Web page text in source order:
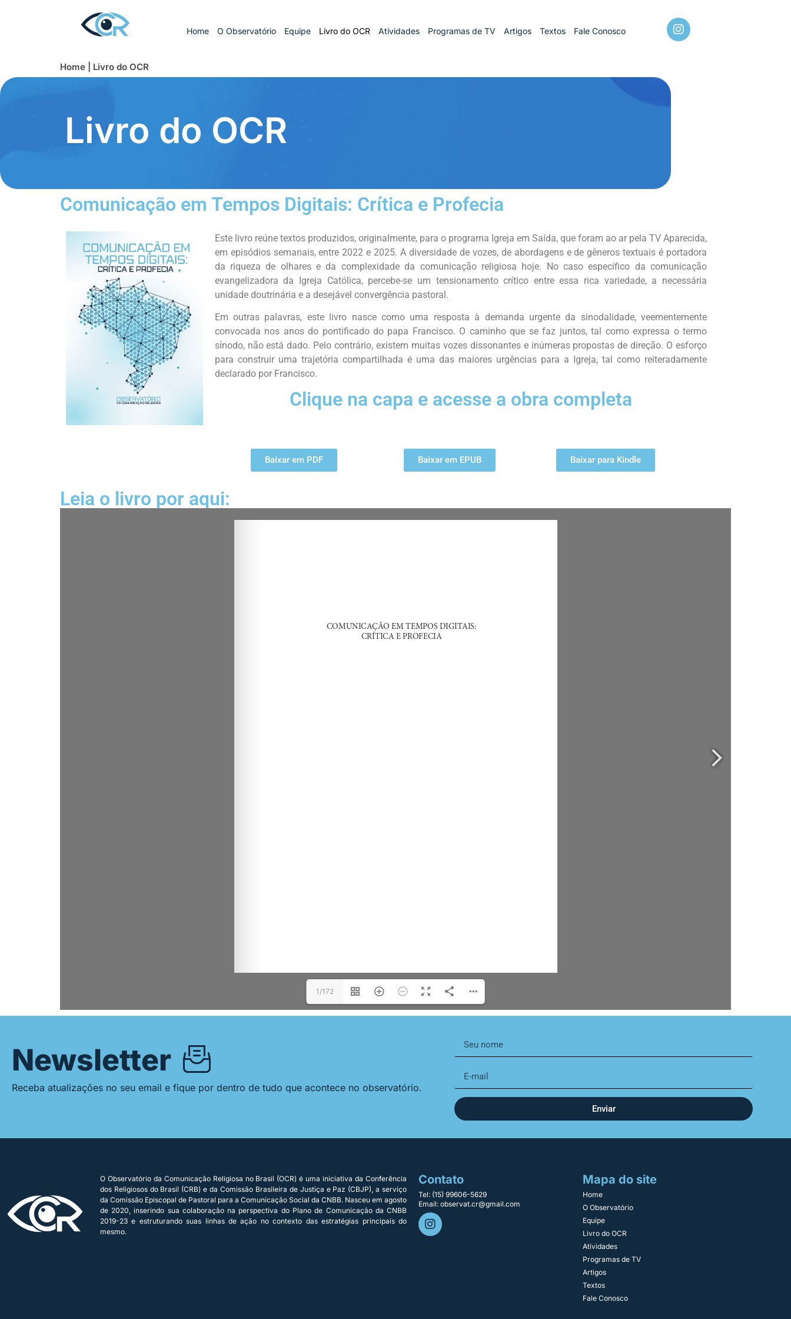
Home O Observatório Equipe Livro do OCR Atividades Programas de TV Artigos Textos Fale Conosco
Home | Livro do OCR
Livro do OCR
Comunicação em Tempos Digitais: Crítica e Profecia
Este livro reúne textos produzidos, originalmente, para o programa Igreja em Saída, que foram ao ar pela TV Aparecida,
em episódios semanais, entre 2022 e 2025. A diversidade de vozes, de abordagens e de gêneros textuais é portadora
da riqueza de olhares e da complexidade da comunicação religiosa hoje. No caso específico da comunicação
evangelizadora da Igreja Católica, percebe-se um tensionamento crítico entre essa rica variedade, a necessária
unidade doutrinária e a desejável convergência pastoral.
Em outras palavras, este livro nasce como uma resposta à demanda urgente da sinodalidade, veementemente
convocada nos anos do pontificado do papa Francisco. O caminho que se faz juntos, tal como expressa o termo
sínodo, não está dado. Pelo contrário, existem muitas vozes dissonantes e inúmeras propostas de direção. O esforço
para construir uma trajetória compartilhada é uma das maiores urgências para a Igreja, tal como reiteradamente
declarado por Francisco.
Clique na capa e acesse a obra completa
Baixar em PDF Baixar em EPUB Baixar para Kindle
Leia o livro por aqui:
1/172
Newsletter
Receba atualizações no seu email e fique por dentro de tudo que acontece no observatório.
Enviar
O Observatório da Comunicação Religiosa no Brasil (OCR) é uma iniciativa da Conferência
dos Religiosos do Brasil (CRB) e da Comissão Brasileira de Justiça e Paz (CBJP), a serviço
da Comissão Episcopal de Pastoral para a Comunicação Social da CNBB. Nasceu em agosto
de 2020, inserindo sua colaboração na perspectiva do Plano de Comunicação da CNBB
2019-23 e estruturando suas linhas de ação no contexto das estratégias principais do
mesmo.
Contato
Tel: (15) 99606-5629
Email: observat.cr@gmail.com
Mapa do site
Home
O Observatório
Equipe
Livro do OCR
Atividades
Programas de TV
Artigos
Textos
Fale Conosco